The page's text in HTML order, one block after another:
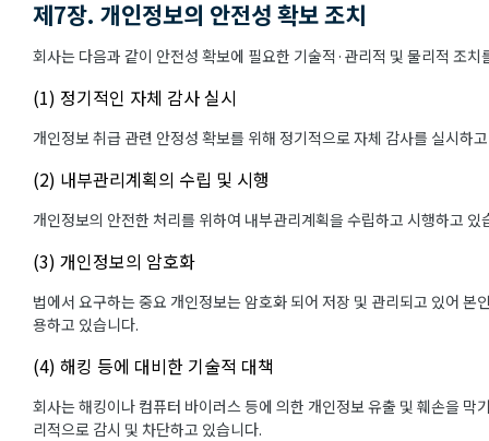
제7장. 개인정보의 안전성 확보 조치
회사는 다음과 같이 안전성 확보에 필요한 기술적·관리적 및 물리적 조치
(1) 정기적인 자체 감사 실시
개인정보 취급 관련 안정성 확보를 위해 정기적으로 자체 감사를 실시하
(2) 내부관리계획의 수립 및 시행
개인정보의 안전한 처리를 위하여 내부관리계획을 수립하고 시행하고 있
(3) 개인정보의 암호화
법에서 요구하는 중요 개인정보는 암호화 되어 저장 및 관리되고 있어
용하고 있습니다.
(4) 해킹 등에 대비한 기술적 대책
회사는 해킹이나 컴퓨터 바이러스 등에 의한 개인정보 유출 및 훼손을
리적으로 감시 및 차단하고 있습니다.